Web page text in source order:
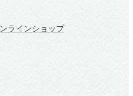
ラインショップ